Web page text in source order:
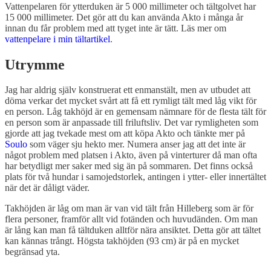
Vattenpelaren för ytterduken är 5 000 millimeter och tältgolvet har
15 000 millimeter. Det gör att du kan använda Akto i många år
innan du får problem med att tyget inte är tätt. Läs mer om
vattenpelare i min tältartikel.
Utrymme
Jag har aldrig själv konstruerat ett enmanstält, men av utbudet att
döma verkar det mycket svårt att få ett rymligt tält med låg vikt för
en person. Låg takhöjd är en gemensam nämnare för de flesta tält för
en person som är anpassade till friluftsliv. Det var rymligheten som
gjorde att jag tvekade mest om att köpa Akto och tänkte mer på
Soulo som väger sju hekto mer. Numera anser jag att det inte är
något problem med platsen i Akto, även på vinterturer då man ofta
har betydligt mer saker med sig än på sommaren. Det finns också
plats för två hundar i samojedstorlek, antingen i ytter- eller innertältet
när det är dåligt väder.
Takhöjden är låg om man är van vid tält från Hilleberg som är för
flera personer, framför allt vid fotänden och huvudänden. Om man
är lång kan man få tältduken alltför nära ansiktet. Detta gör att tältet
kan kännas trångt. Högsta takhöjden (93 cm) är på en mycket
begränsad yta.